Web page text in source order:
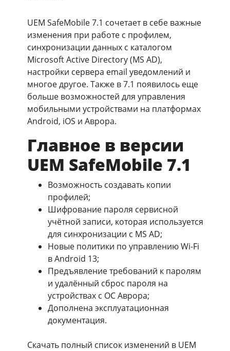
UEM SafeMobile 7.1 сочетает в себе важные
изменения при работе с профилем,
синхронизации данных с каталогом
Microsoft Active Directory (MS AD),
настройки сервера email уведомлений и
многое другое. Также в 7.1 появилось еще
больше возможностей для управления
мобильными устройствами на платформах
Android, iOS и Аврора.
Главное в версии
UEM SafeMobile 7.1
Возможность создавать копии
профилей;
Шифрование пароля сервисной
учётной записи, которая используется
для синхронизации с MS AD;
Новые политики по управлению Wi-Fi
в Android 13;
Предъявление требований к паролям
и удалённый сброс пароля на
устройствах с ОС Аврора;
Дополнена эксплуатационная
документация.
Скачать полный список изменений в UEM